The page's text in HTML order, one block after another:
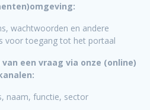
wachtwoorden en andere
voor toegang tot het portaal
een vraag via onze (online)
naam, functie, sector